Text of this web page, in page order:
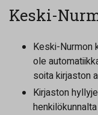
Keski-
Keski-Nurmon
ole
soita kirjaston
Kirjaston